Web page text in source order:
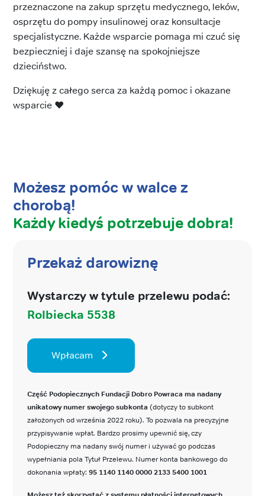
przeznaczone na zakup sprzętu medycznego, leków,
osprzętu do pompy insulinowej oraz konsultacje
specjalistyczne. Każde wsparcie pomaga mi czuć się
bezpieczniej i daje szansę na spokojniejsze
dzieciństwo.
Dziękuję z całego serca za każdą pomoc i okazane
wsparcie ❤️
Możesz pomóc w walce z
chorobą!
Każdy kiedyś potrzebuje dobra!
Przekaż darowiznę
Wystarczy w tytule przelewu podać:
Rolbiecka 5538
Wpłacam
Część Podopiecznych Fundacji Dobro Powraca ma nadany
unikatowy numer swojego subkonta (dotyczy to subkont
założonych od września 2022 roku). To pozwala na precyzyjne
przypisywanie wpłat. Bardzo prosimy upewnić się, czy
Podopieczny ma nadany swój numer i używać go podczas
wypełniania pola Tytuł Przelewu. Numer konta bankowego do
dokonania wpłaty: 95 1140 1140 0000 2133 5400 1001